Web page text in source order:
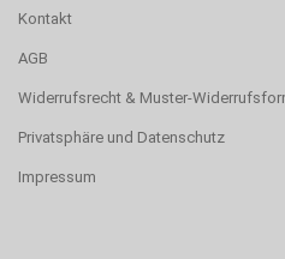
Kontakt
AGB
Widerrufsrecht & Muster-
Privatsphäre und Datenschutz
Impressum